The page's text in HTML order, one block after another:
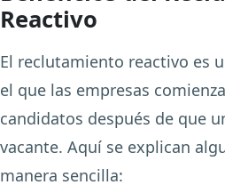
Reactivo
El reclutamiento reactivo es
el que las empresas
candidatos después de que
vacante. Aquí se explican
manera sencilla: